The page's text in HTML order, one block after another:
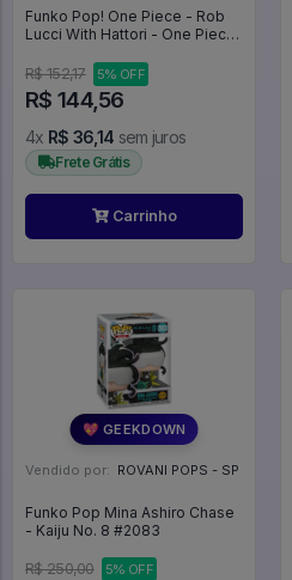
Funko Pop! One Piece - Rob
Lucci With Hattori - One Piece
R$ 152,17
5% OFF
R$ 144,56
4x R$ 36,14 sem juros
Frete Grátis
Carrinho
💖 GEEKDOWN
Vendido por: ROVANI POPS - SP
Funko Pop Mina Ashiro Chase
- Kaiju No. 8 #2083
R$ 250,00 5% OFF